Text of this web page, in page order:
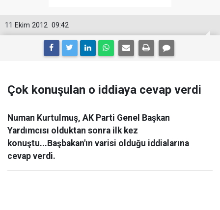
09:42
11 Ekim 2012
Çok konuşulan o iddiaya cevap verdi
Numan Kurtulmuş, AK Parti Genel Başkan
Yardımcısı olduktan sonra ilk kez
konuştu...Başbakan'ın varisi olduğu iddialarına
cevap verdi.